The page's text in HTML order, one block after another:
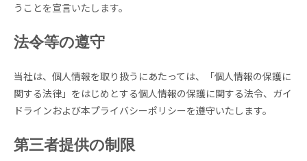
うことを宣言いたします。
法令等の遵守
当社は、個人情報を取り扱うにあたっては、「個人情報の保護に
関する法律」をはじめとする個人情報の保護に関する法令、ガイ
ドラインおよび本プライバシーポリシーを遵守いたします。
第三者提供の制限